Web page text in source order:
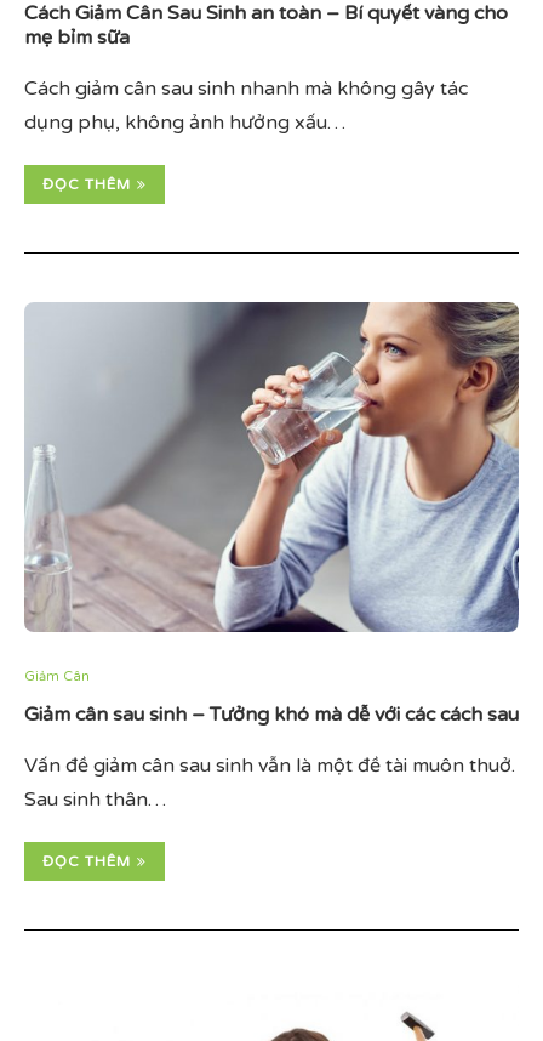
Cách Giảm Cân Sau Sinh an toàn – Bí quyết vàng cho
mẹ bỉm sữa
Cách giảm cân sau sinh nhanh mà không gây tác
dụng phụ, không ảnh hưởng xấu…
ĐỌC THÊM
Giảm Cân
Giảm cân sau sinh – Tưởng khó mà dễ với các cách sau
Vấn đề giảm cân sau sinh vẫn là một đề tài muôn thuở.
Sau sinh thân…
ĐỌC THÊM